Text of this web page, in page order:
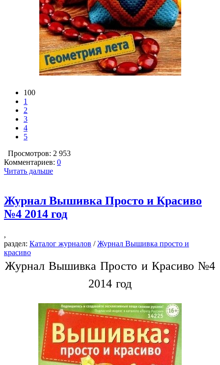
100
1
2
3
4
5
Просмотров: 2 953
Комментариев: 0
Читать дальше
Журнал Вышивка Просто и Красиво
№4 2014 год
,
раздел: Каталог журналов /Журнал Вышивка просто и
красиво
Журнал Вышивка Просто и Красиво №4
2014 год